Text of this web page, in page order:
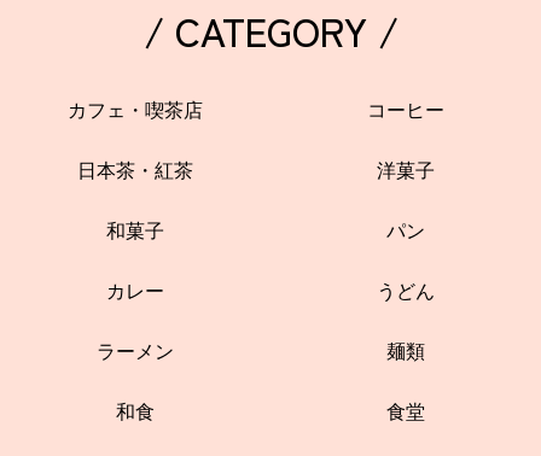
/ CATEGORY /
カフェ・喫茶店 コーヒー
日本茶・紅茶 洋菓子
和菓子 パン
カレー うどん
ラーメン 麺類
和食 食堂